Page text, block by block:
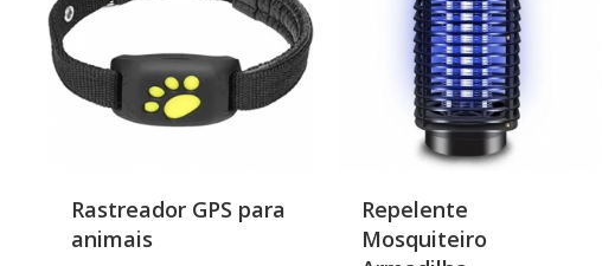
Rastreador GPS para
animais
Repelente
Mosquiteiro